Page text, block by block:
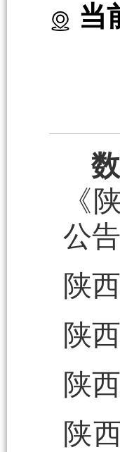
当
《
公
陕
陕
陕
陕